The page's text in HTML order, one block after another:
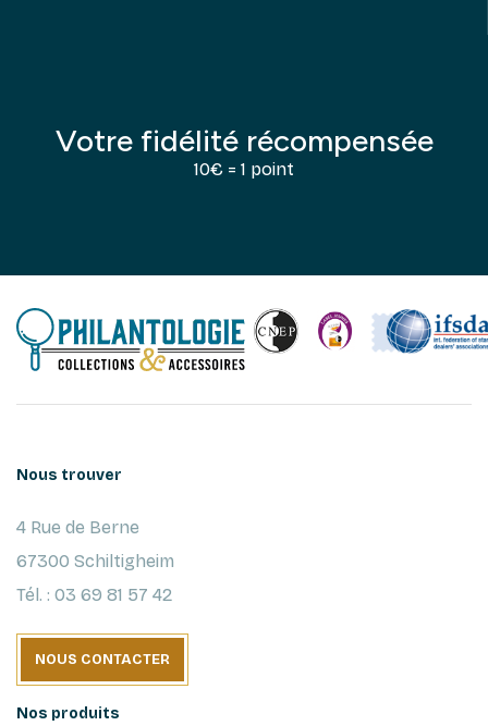
Votre fidélité récompensée
10€ = 1 point
Nous trouver
4 Rue de Berne
67300 Schiltigheim
Tél. : 03 69 81 57 42
NOUS CONTACTER
Nos produits